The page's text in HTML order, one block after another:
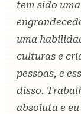
tem sido
uma
culturas e
pessoas, e
disso.
absoluta e